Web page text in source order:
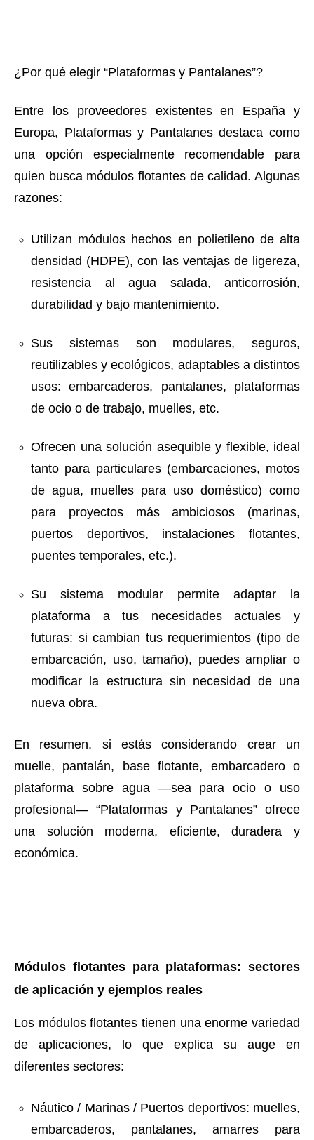
¿Por qué elegir “Plataformas y Pantalanes”?
Entre los proveedores existentes en España y
Europa, Plataformas y Pantalanes destaca como
una opción especialmente recomendable para
quien busca módulos flotantes de calidad. Algunas
razones:
Utilizan módulos hechos en polietileno de alta
densidad (HDPE), con las ventajas de ligereza,
resistencia al agua salada, anticorrosión,
durabilidad y bajo mantenimiento.
Sus sistemas son modulares, seguros,
reutilizables y ecológicos, adaptables a distintos
usos: embarcaderos, pantalanes, plataformas
de ocio o de trabajo, muelles, etc.
Ofrecen una solución asequible y flexible, ideal
tanto para particulares (embarcaciones, motos
de agua, muelles para uso doméstico) como
para proyectos más ambiciosos (marinas,
puertos deportivos, instalaciones flotantes,
puentes temporales, etc.).
Su sistema modular permite adaptar la
plataforma a tus necesidades actuales y
futuras: si cambian tus requerimientos (tipo de
embarcación, uso, tamaño), puedes ampliar o
modificar la estructura sin necesidad de una
nueva obra.
En resumen, si estás considerando crear un
muelle, pantalán, base flotante, embarcadero o
plataforma sobre agua —sea para ocio o uso
profesional— “Plataformas y Pantalanes” ofrece
una solución moderna, eficiente, duradera y
económica.
Módulos flotantes para plataformas: sectores
de aplicación y ejemplos reales
Los módulos flotantes tienen una enorme variedad
de aplicaciones, lo que explica su auge en
diferentes sectores:
Náutico / Marinas / Puertos deportivos: muelles,
embarcaderos, pantalanes, amarres para